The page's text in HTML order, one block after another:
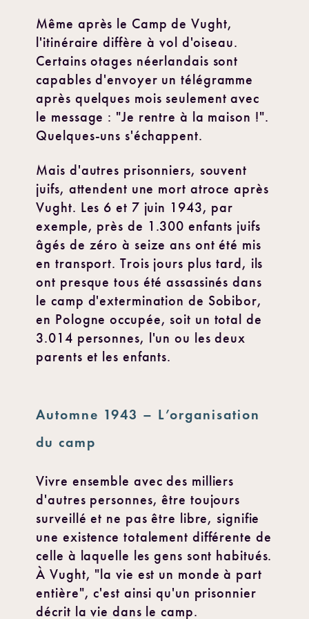
Même après le Camp de Vught,
l'itinéraire diffère à vol d'oiseau.
Certains otages néerlandais sont
capables d'envoyer un télégramme
après quelques mois seulement avec
le message : "Je rentre à la maison !".
Quelques-uns s'échappent.
Mais d'autres prisonniers, souvent
juifs, attendent une mort atroce après
Vught. Les 6 et 7 juin 1943, par
exemple, près de 1.300 enfants juifs
âgés de zéro à seize ans ont été mis
en transport. Trois jours plus tard, ils
ont presque tous été assassinés dans
le camp d'extermination de Sobibor,
en Pologne occupée, soit un total de
3.014 personnes, l'un ou les deux
parents et les enfants.
Automne 1943 – L’organisation
du camp
Vivre ensemble avec des milliers
d'autres personnes, être toujours
surveillé et ne pas être libre, signifie
une existence totalement différente de
celle à laquelle les gens sont habitués.
À Vught, "la vie est un monde à part
entière", c'est ainsi qu'un prisonnier
décrit la vie dans le camp.